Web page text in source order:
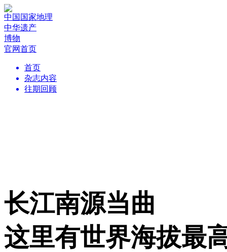
中国国家地理
中华遗产
博物
官网首页
首页
杂志内容
往期回顾
长江南源当曲
这里有世界海拔最